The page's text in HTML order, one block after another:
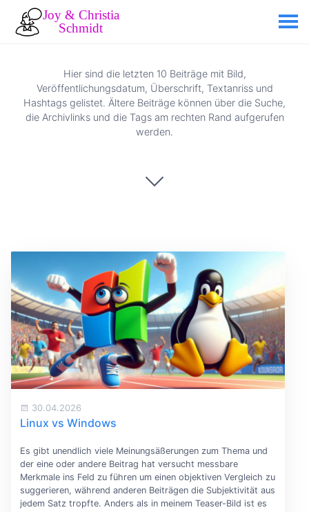
Hier sind die letzten 10 Beiträge mit Bild,
Veröffentlichungsdatum, Überschrift, Textanriss und
Hashtags gelistet. Ältere Beiträge können über die Suche,
die Archivlinks und die Tags am rechten Rand aufgerufen
werden.
30.04.2026
Linux vs Windows
Es gibt unendlich viele Meinungsäßerungen zum Thema und
der eine oder andere Beitrag hat versucht messbare
Merkmale ins Feld zu führen um einen objektiven Vergleich zu
suggerieren, während anderen Beiträgen die Subjektivität aus
jedem Satz tropfte. Anders als in meinem Teaser-Bild ist es